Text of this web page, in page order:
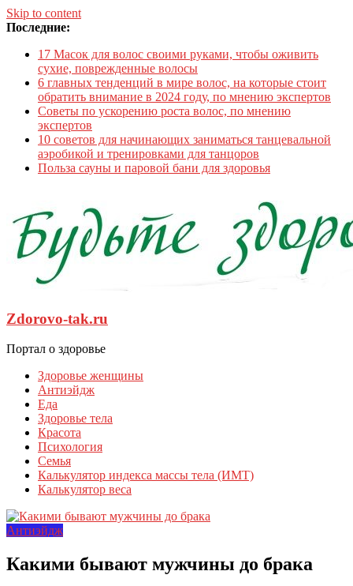
Skip to content
Последние:
17 Масок для волос своими руками, чтобы оживить
сухие, поврежденные волосы
6 главных тенденций в мире волос, на которые стоит
обратить внимание в 2024 году, по мнению экспертов
Советы по ускорению роста волос, по мнению
экспертов
10 советов для начинающих заниматься танцевальной
аэробикой и тренировками для танцоров
Польза сауны и паровой бани для здоровья
Zdorovo-tak.ru
Портал о здоровье
Здоровье женщины
Антиэйдж
Еда
Здоровье тела
Красота
Психология
Семья
Калькулятор индекса массы тела (ИМТ)
Калькулятор веса
Антиэйдж
Какими бывают мужчины до брака